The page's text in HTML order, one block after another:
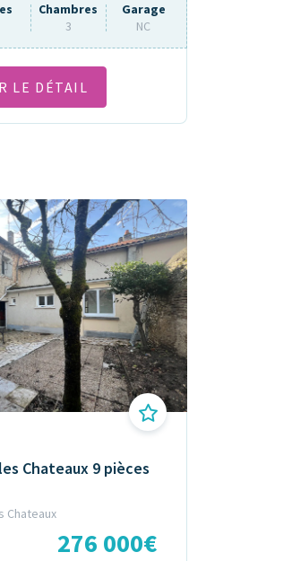
Chambres
3
Garage
NC
LE DÉTAIL
Chateaux 9 pièces
Chateaux
276 000€